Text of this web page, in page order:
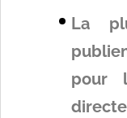
La
pour